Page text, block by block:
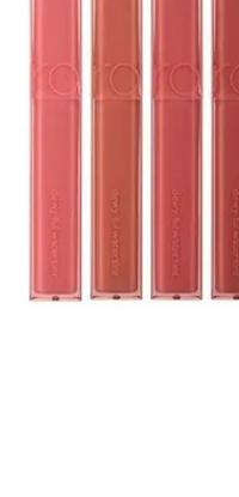
恩沛科技股份有限公司將有權停